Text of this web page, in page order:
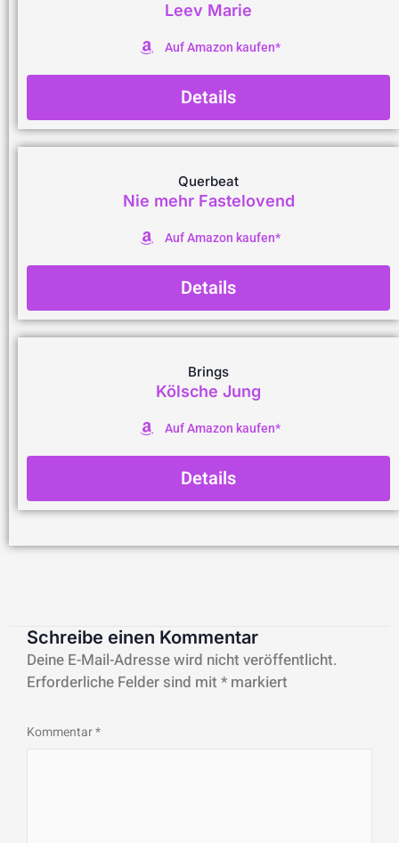
Leev Marie
Auf Amazon kaufen*
Details
Querbeat
Nie mehr Fastelovend
Auf Amazon kaufen*
Details
Brings
Kölsche Jung
Auf Amazon kaufen*
Details
Schreibe einen Kommentar
Deine E-Mail-Adresse wird nicht veröffentlicht.
Erforderliche Felder sind mit * markiert
Kommentar*